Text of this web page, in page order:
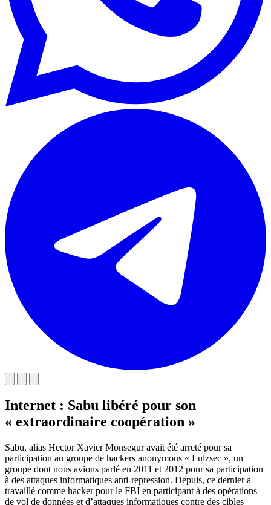
Internet : Sabu libéré pour son
« extraordinaire coopération »
Sabu, alias Hector Xavier Monsegur avait été arreté pour sa
participation au groupe de hackers anonymous « Lulzsec », un
groupe dont nous avions parlé en 2011 et 2012 pour sa participation
à des attaques informatiques anti-repression. Depuis, ce dernier a
travaillé comme hacker pour le FBI en participant à des opérations
de vol de données et d’attaques informatiques contre des cibles